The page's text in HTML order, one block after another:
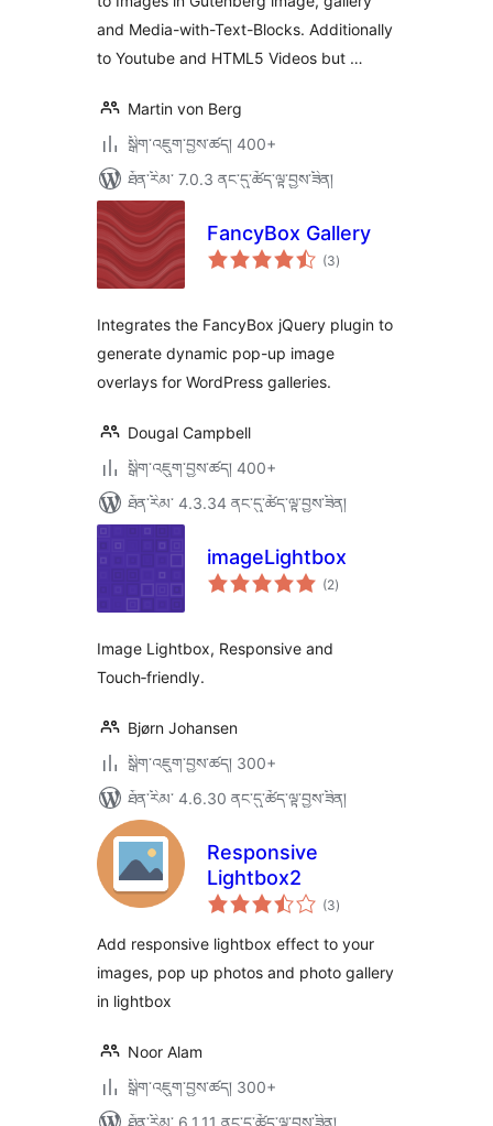
and Media-with-Text-Blocks. Additionally
to Youtube and HTML5 Videos but …
Martin von Berg
སྒྲིག་འཇུག་བྱས་ཚད། 400+
ཐོན་རིམ་ 7.0.3 ནང་དུ་ཚོད་ལྟ་བྱས་ཟིན།
FancyBox Gallery
(3གདེང་
འཇོག་
)
Integrates the FancyBox jQuery plugin to
generate dynamic pop-up image
overlays for WordPress galleries.
Dougal Campbell
སྒྲིག་འཇུག་བྱས་ཚད། 400+
ཐོན་རིམ་ 4.3.34 ནང་དུ་ཚོད་ལྟ་བྱས་ཟིན།
imageLightbox
(2གདེང་
འཇོག་
)
Image Lightbox, Responsive and
Touch‑friendly.
Bjørn Johansen
སྒྲིག་འཇུག་བྱས་ཚད། 300+
ཐོན་རིམ་ 4.6.30 ནང་དུ་ཚོད་ལྟ་བྱས་ཟིན།
Responsive
Lightbox2
(3གདེང་
འཇོག་
ཚང་།
)
Add responsive lightbox effect to your
images, pop up photos and photo gallery
in lightbox
Noor Alam
སྒྲིག་འཇུག་བྱས་ཚད། 300+
ཐོན་རིམ་ 6.1.11 ནང་དུ་ཚོད་ལྟ་བྱས་ཟིན།